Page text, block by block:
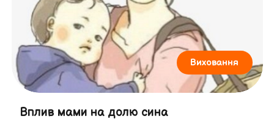
Виховання
Вплив мами на долю сина